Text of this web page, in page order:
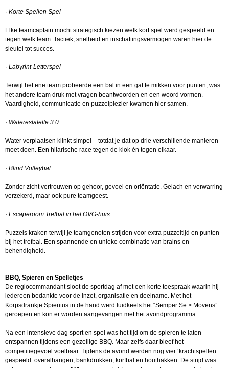
· Korte Spellen Spel
Elke teamcaptain mocht strategisch kiezen welk kort spel werd gespeeld en
tegen welk team. Tactiek, snelheid en inschattingsvermogen waren hier de
sleutel tot succes.
· Labyrint-Letterspel
Terwijl het ene team probeerde een bal in een gat te mikken voor punten, was
het andere team druk met vragen beantwoorden en een woord vormen.
Vaardigheid, communicatie en puzzelplezier kwamen hier samen.
· Waterestafette 3.0
Water verplaatsen klinkt simpel – totdat je dat op drie verschillende manieren
moet doen. Een hilarische race tegen de klok én tegen elkaar.
· Blind Volleybal
Zonder zicht vertrouwen op gehoor, gevoel en oriëntatie. Gelach en verwarring
verzekerd, maar ook pure teamgeest.
· Escaperoom Trefbal in het OVG-huis
Puzzels kraken terwijl je teamgenoten strijden voor extra puzzeltijd en punten
bij het trefbal. Een spannende en unieke combinatie van brains en
behendigheid.
BBQ, Spieren en Spelletjes
De regiocommandant sloot de sportdag af met een korte toespraak waarin hij
iedereen bedankte voor de inzet, organisatie en deelname. Met het
Korpsdrankje Spieritus in de hand werd luidkeels het “Semper Se > Movens”
geroepen en kon er worden aangevangen met het avondprogramma.
Na een intensieve dag sport en spel was het tijd om de spieren te laten
ontspannen tijdens een gezellige BBQ. Maar zelfs daar bleef het
competitiegevoel voelbaar. Tijdens de avond werden nog vier ‘krachtspellen’
gespeeld: overalhangen, bankdrukken, korfbal en houthakken. De strijd was